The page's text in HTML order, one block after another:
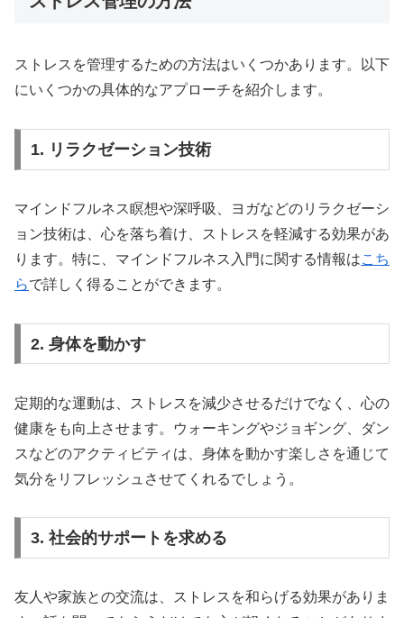
ストレスを管理するための方法はいくつかあります。以下
にいくつかの具体的なアプローチを紹介します。
1. リラクゼーション技術
マインドフルネス瞑想や深呼吸、ヨガなどのリラクゼーシ
ョン技術は、心を落ち着け、ストレスを軽減する効果があ
ります。特に、マインドフルネス入門に関する情報はこち
らで詳しく得ることができます。
2. 身体を動かす
定期的な運動は、ストレスを減少させるだけでなく、心の
健康をも向上させます。ウォーキングやジョギング、ダン
スなどのアクティビティは、身体を動かす楽しさを通じて
気分をリフレッシュさせてくれるでしょう。
3. 社会的サポートを求める
友人や家族との交流は、ストレスを和らげる効果がありま